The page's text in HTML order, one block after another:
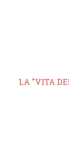
LA "VITA